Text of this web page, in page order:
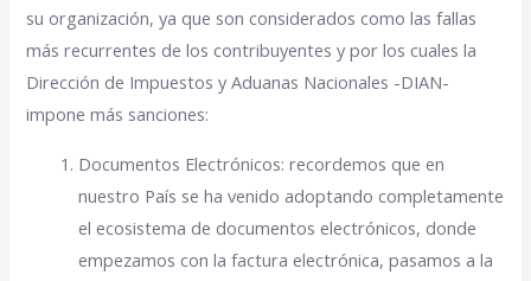
su organización, ya que son considerados como las fallas
más recurrentes de los contribuyentes y por los cuales la
Dirección de Impuestos y Aduanas Nacionales -DIAN-
impone más sanciones:
Documentos Electrónicos: recordemos que en
nuestro País se ha venido adoptando completamente
el ecosistema de documentos electrónicos, donde
empezamos con la factura electrónica, pasamos a la